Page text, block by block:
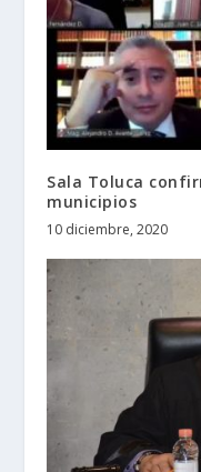
Sala Toluca
municipios
10 diciembre, 2020